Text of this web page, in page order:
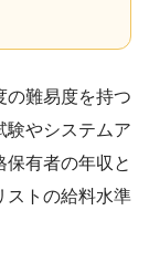
の難易度を持つ
験やシステムア
有者の年収と
ストの給料水準